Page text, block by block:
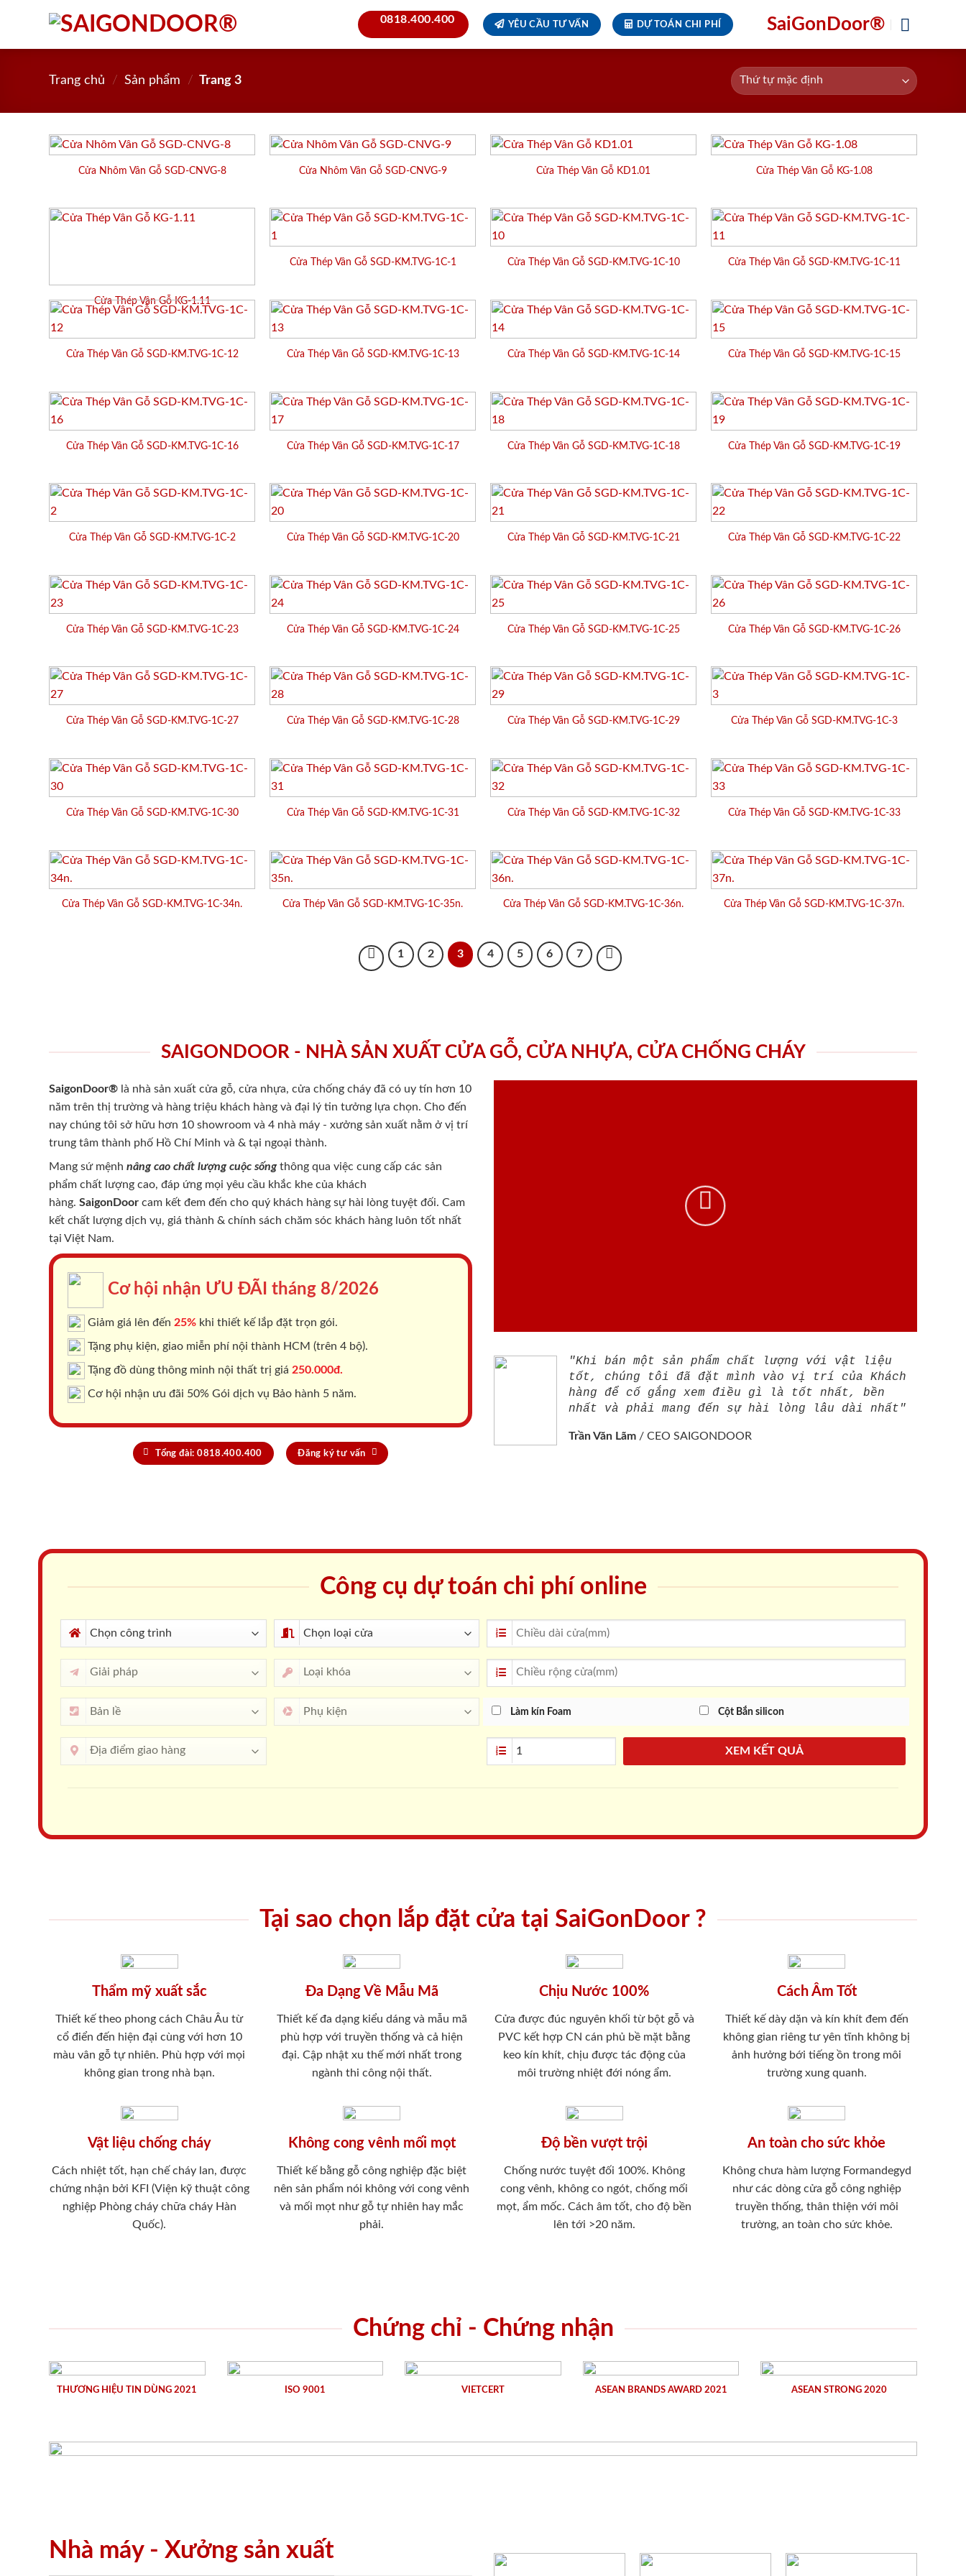
0818.400.400 YÊU CẦU TƯ VẤN DỰ TOÁN CHI PHÍ SaiGonDoor®
Trang chủ / Sản phẩm / Trang 3
Cửa Nhôm Vân Gỗ SGD-CNVG-8 Cửa Nhôm Vân Gỗ SGD-CNVG-9 Cửa Thép Vân Gỗ KD1.01 Cửa Thép Vân Gỗ KG-1.08
Cửa Thép Vân Gỗ KG-1.11
Cửa Thép Vân Gỗ SGD-KM.TVG-1C-1 Cửa Thép Vân Gỗ SGD-KM.TVG-1C-10 Cửa Thép Vân Gỗ SGD-KM.TVG-1C-11
Cửa Thép Vân Gỗ SGD-KM.TVG-1C-12 Cửa Thép Vân Gỗ SGD-KM.TVG-1C-13 Cửa Thép Vân Gỗ SGD-KM.TVG-1C-14 Cửa Thép Vân Gỗ SGD-KM.TVG-1C-15
Cửa Thép Vân Gỗ SGD-KM.TVG-1C-16 Cửa Thép Vân Gỗ SGD-KM.TVG-1C-17 Cửa Thép Vân Gỗ SGD-KM.TVG-1C-18 Cửa Thép Vân Gỗ SGD-KM.TVG-1C-19
Cửa Thép Vân Gỗ SGD-KM.TVG-1C-2 Cửa Thép Vân Gỗ SGD-KM.TVG-1C-20 Cửa Thép Vân Gỗ SGD-KM.TVG-1C-21 Cửa Thép Vân Gỗ SGD-KM.TVG-1C-22
Cửa Thép Vân Gỗ SGD-KM.TVG-1C-23 Cửa Thép Vân Gỗ SGD-KM.TVG-1C-24 Cửa Thép Vân Gỗ SGD-KM.TVG-1C-25 Cửa Thép Vân Gỗ SGD-KM.TVG-1C-26
Cửa Thép Vân Gỗ SGD-KM.TVG-1C-27 Cửa Thép Vân Gỗ SGD-KM.TVG-1C-28 Cửa Thép Vân Gỗ SGD-KM.TVG-1C-29 Cửa Thép Vân Gỗ SGD-KM.TVG-1C-3
Cửa Thép Vân Gỗ SGD-KM.TVG-1C-30 Cửa Thép Vân Gỗ SGD-KM.TVG-1C-31 Cửa Thép Vân Gỗ SGD-KM.TVG-1C-32 Cửa Thép Vân Gỗ SGD-KM.TVG-1C-33
Cửa Thép Vân Gỗ SGD-KM.TVG-1C-34n. Cửa Thép Vân Gỗ SGD-KM.TVG-1C-35n. Cửa Thép Vân Gỗ SGD-KM.TVG-1C-36n. Cửa Thép Vân Gỗ SGD-KM.TVG-1C-37n.
1 2 3 4 5 6 7
SAIGONDOOR - NHÀ SẢN XUẤT CỬA GỖ, CỬA NHỰA, CỬA CHỐNG CHÁY
SaigonDoor® là nhà sản xuất cửa gỗ, cửa nhựa, cửa chống cháy đã có uy tín hơn 10
năm trên thị trường và hàng triệu khách hàng và đại lý tin tưởng lựa chọn. Cho đến
nay chúng tôi sở hữu hơn 10 showroom và 4 nhà máy - xưởng sản xuất nằm ở vị trí
trung tâm thành phố Hồ Chí Minh và & tại ngoại thành.
Mang sứ mệnh nâng cao chất lượng cuộc sốngthông qua việc cung cấp các sản
phẩm chất lượng cao, đáp ứng mọi yêu cầu khắc khe của khách
hàng. SaigonDoor cam kết đem đến cho quý khách hàng sự hài lòng tuyệt đối. Cam
kết chất lượng dịch vụ, giá thành & chính sách chăm sóc khách hàng luôn tốt nhất
tại Việt Nam.
Cơ hội nhận ƯU ĐÃI tháng 8/2026
Giảm giá lên đến 25% khi thiết kế lắp đặt trọn gói.
Tặng phụ kiện, giao miễn phí nội thành HCM (trên 4 bộ).
Tặng đồ dùng thông minh nội thất trị giá 250.000đ.
Cơ hội nhận ưu đãi 50% Gói dịch vụ Bảo hành 5 năm.
Tổng đài: 0818.400.400 Đăng ký tư vấn
"Khi bán một sản phẩm chất lượng với vật liệu
tốt, chúng tôi đã đặt mình vào vị trí của Khách
hàng để cố gắng xem điều gì là tốt nhất, bền
nhất và phải mang đến sự hài lòng lâu dài nhất"
Trần Văn Lãm / CEO SAIGONDOOR
Công cụ dự toán chi phí online
Làm kín Foam Cột Bắn silicon
XEM KẾT QUẢ
Tại sao chọn lắp đặt cửa tại SaiGonDoor ?
Thẩm mỹ xuất sắc
Thiết kế theo phong cách Châu Âu từ
cổ điển đến hiện đại cùng với hơn 10
màu vân gỗ tự nhiên. Phù hợp với mọi
không gian trong nhà bạn.
Đa Dạng Về Mẫu Mã
Thiết kế đa dạng kiểu dáng và mẫu mã
phù hợp với truyền thống và cả hiện
đại. Cập nhật xu thế mới nhất trong
ngành thi công nội thất.
Chịu Nước 100%
Cửa được đúc nguyên khối từ bột gỗ và
PVC kết hợp CN cán phủ bề mặt bằng
keo kín khít, chịu được tác động của
môi trường nhiệt đới nóng ẩm.
Cách Âm Tốt
Thiết kế dày dặn và kín khít đem đến
không gian riêng tư yên tĩnh không bị
ảnh hưởng bới tiếng ồn trong môi
trường xung quanh.
Vật liệu chống cháy
Cách nhiệt tốt, hạn chế cháy lan, được
chứng nhận bởi KFI (Viện kỹ thuật công
nghiệp Phòng cháy chữa cháy Hàn
Quốc).
Không cong vênh mối mọt
Thiết kế bằng gỗ công nghiệp đặc biệt
nên sản phẩm nói không với cong vênh
và mối mọt như gỗ tự nhiên hay mắc
phải.
Độ bền vượt trội
Chống nước tuyệt đối 100%. Không
cong vênh, không co ngót, chống mối
mọt, ẩm mốc. Cách âm tốt, cho độ bền
lên tới >20 năm.
An toàn cho sức khỏe
Không chưa hàm lượng Formandegyd
như các dòng cửa gỗ công nghiệp
truyền thống, thân thiện với môi
trường, an toàn cho sức khỏe.
Chứng chỉ - Chứng nhận
THƯƠNG HIỆU TIN DÙNG 2021 ISO 9001 VIETCERT ASEAN BRANDS AWARD 2021 ASEAN STRONG 2020
Nhà máy - Xưởng sản xuất